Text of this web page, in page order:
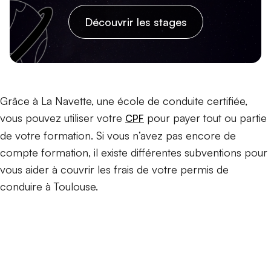
Découvrir les stages
Grâce à La Navette, une école de conduite certifiée,
vous pouvez utiliser votre CPF pour payer tout ou partie
de votre formation. Si vous n’avez pas encore de
compte formation, il existe différentes subventions pour
vous aider à couvrir les frais de votre permis de
conduire à Toulouse.